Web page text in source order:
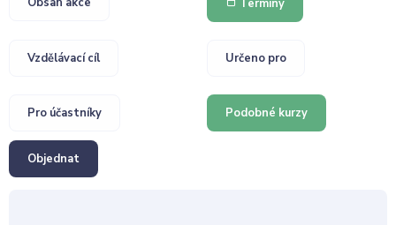
Termíny
Vzdělávací cíl Určeno pro
Pro účastníky Podobné kurzy
Objednat